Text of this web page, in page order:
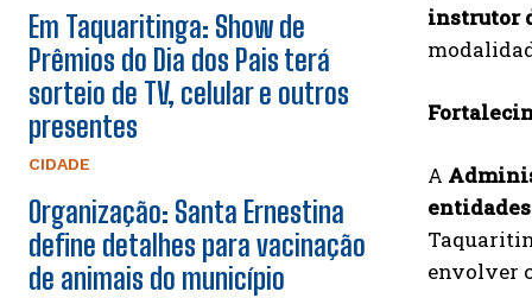
Em Taquaritinga: Show de
Prêmios do Dia dos Pais terá
sorteio de TV, celular e outros
presentes
CIDADE
Organização: Santa Ernestina
define detalhes para vacinação
de animais do município
instrutor
A
envolver